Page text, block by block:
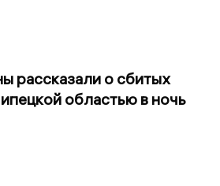
рассказали о сбитых
областью в ночь